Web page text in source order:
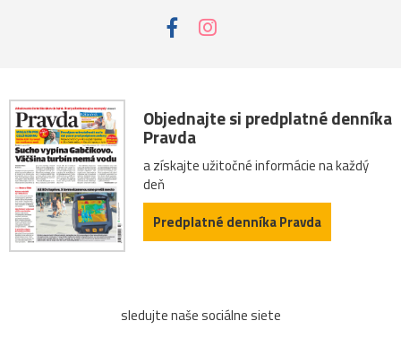
Objednajte si predplatné denníka
Pravda
a získajte užitočné informácie na každý
deň
Predplatné denníka Pravda
sledujte naše sociálne siete